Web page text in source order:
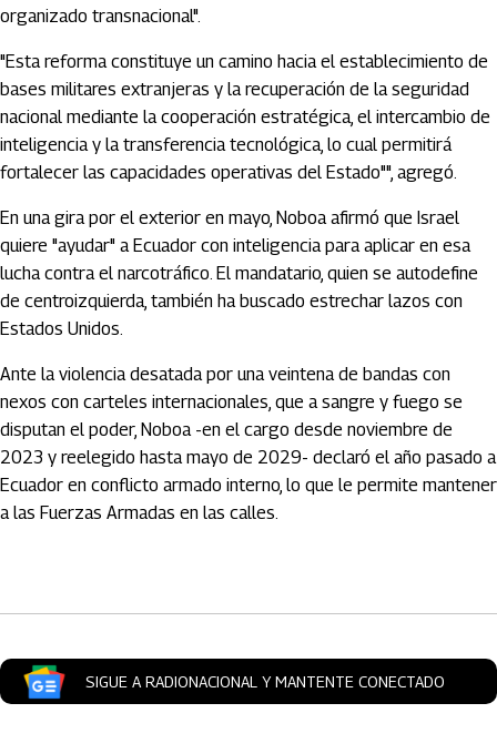
organizado transnacional".
"Esta reforma constituye un camino hacia el establecimiento de
bases militares extranjeras y la recuperación de la seguridad
nacional mediante la cooperación estratégica, el intercambio de
inteligencia y la transferencia tecnológica, lo cual permitirá
fortalecer las capacidades operativas del Estado"", agregó.
En una gira por el exterior en mayo, Noboa afirmó que Israel
quiere "ayudar" a Ecuador con inteligencia para aplicar en esa
lucha contra el narcotráfico. El mandatario, quien se autodefine
de centroizquierda, también ha buscado estrechar lazos con
Estados Unidos.
Ante la violencia desatada por una veintena de bandas con
nexos con carteles internacionales, que a sangre y fuego se
disputan el poder, Noboa -en el cargo desde noviembre de
2023 y reelegido hasta mayo de 2029- declaró el año pasado a
Ecuador en conflicto armado interno, lo que le permite mantener
a las Fuerzas Armadas en las calles.
SIGUE A RADIONACIONAL Y MANTENTE CONECTADO